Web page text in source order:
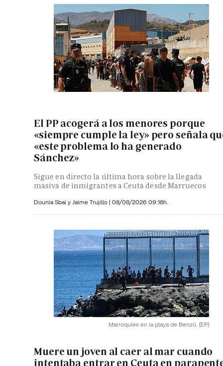
El PP acogerá a los menores porque
«siempre cumple la ley» pero señala
«este problema lo ha generado
Sánchez»
Sigue en directo la última hora sobre la llegada
masiva de inmigrantes a Ceuta desde Marruecos
Dounia Sbai y Jaime Trujillo | 08/08/2026 09:18h.
Marroquíes en la playa de Benzú. (EP)
Muere un joven al caer al mar cuando
intentaba entrar en Ceuta en